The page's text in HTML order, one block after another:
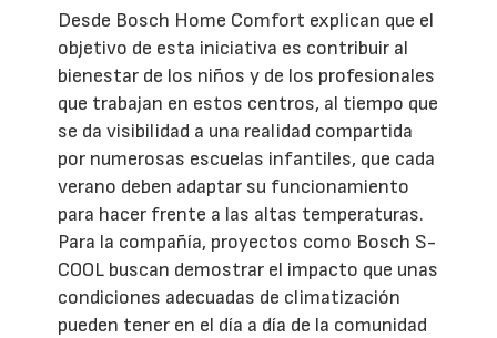
Desde Bosch Home Comfort explican que el
objetivo de esta iniciativa es contribuir al
bienestar de los niños y de los profesionales
que trabajan en estos centros, al tiempo que
se da visibilidad a una realidad compartida
por numerosas escuelas infantiles, que cada
verano deben adaptar su funcionamiento
para hacer frente a las altas temperaturas.
Para la compañía, proyectos como Bosch S-
COOL buscan demostrar el impacto que unas
condiciones adecuadas de climatización
pueden tener en el día a día de la comunidad